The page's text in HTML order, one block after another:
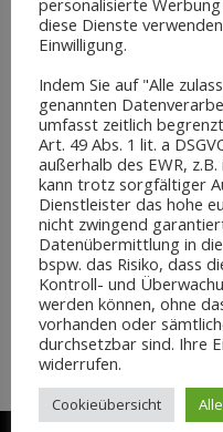
MARKUP/RESPONSIVE/
Markup: Image
Welcome to image alignment!
and flow of the various image
snuggly among an ocean of
personalisierte
diese Dienste
Einwilligung.
Indem Sie auf "Alle
genannten
umfasst zeitlich
Art. 49 Abs. 1 lit. a
außerhalb des EWR,
kann trotz sorgfältiger
Dienstleister das hohe
nicht zwingend
Datenübermittlung in
bspw. das Risiko, dass
Kontroll- und
werden können, ohne
vorhanden oder
durchsetzbar sind. Ihre
widerrufen.
Cookieübersicht